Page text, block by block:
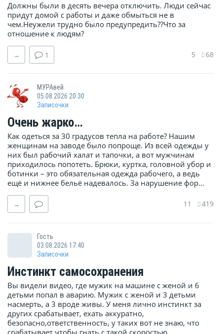
Должны были в десять вечера отключить. Люди сейчас
придут домой с работы и даже обмыться не в
чем.Неужели трудно было предупредить??Что за
отношение к людям?
→ 1 5 68
МУРАвей
05.08.2026 20:30
Записочки
Очень жарко…
Как одеться за 30 градусов тепла на работе? Нашим
женщинам на заводе было попроще. Из всей одежды у
них был рабочий халат и тапочки, а вот мужчинам
приходилось попотеть. Брюки, куртка, головной убор и
ботинки – это обязательная одежда рабочего, а ведь
ещё и нижнее бельё надевалось. За нарушение фор...
→ 11 419
Гость
03.08.2026 17:40
Записочки
Инстинкт самосохранения
Вы видели видео, где мужик на машине с женой и 6
детьми попал в аварию. Мужик с женой и 3 детьми
насмерть, а 3 вроде живы. У меня лично инстинкт за
других срабатывает, ехать аккуратно,
безопасно,ответственность, у таких вот не знаю, что